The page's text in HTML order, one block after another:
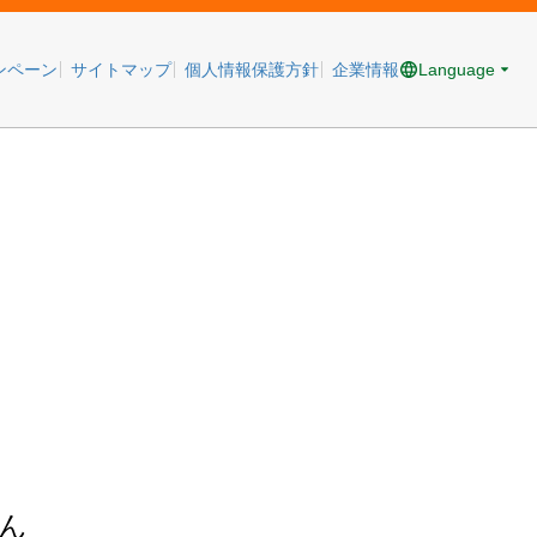
ペーン サイトマップ 個人情報保護方針 企業情報 Language